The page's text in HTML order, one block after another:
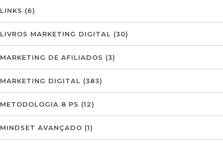
LINKS (6)
LIVROS MARKETING DIGITAL (30)
MARKETING DE AFILIADOS (3)
MARKETING DIGITAL (383)
METODOLOGIA 8 PS (12)
MINDSET AVANÇADO (1)